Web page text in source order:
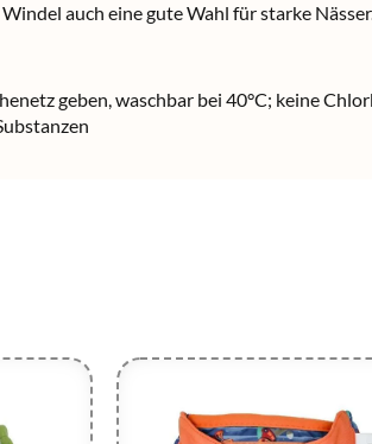
auch eine gute Wahl für starke
geben, waschbar bei 40°C; keine